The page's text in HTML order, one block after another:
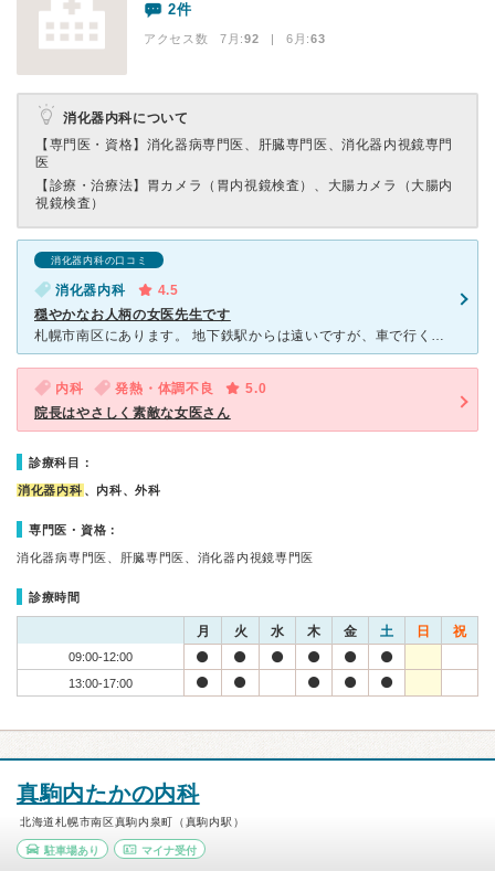
2件
アクセス数 7月:92 | 6月:63
消化器内科について
【専門医・資格】 消化器病専門医、肝臓専門医、消化器内視鏡専門
医
【診療・治療法】 胃カメラ（胃内視鏡検査）、大腸カメラ（大腸内
視鏡検査）
消化器内科の口コミ
消化器内科
4.5
穏やかなお人柄の女医先生です
札幌市南区にあります。 地下鉄駅からは遠いですが、車で行くことも可能。 院長先生は、女医先生です。 すごく穏やかで私たち患者の話を、ゆっくり聴いてくださいます。 院内でお薬を出して下さるの
内科 発熱・体調不良
5.0
院長はやさしく素敵な女医さん
診療科目：
消化器内科 、内科、外科
専門医・資格：
消化器病専門医、肝臓専門医、消化器内視鏡専門医
診療時間
月 火 水 木 金 土 日 祝
09:00-12:00
13:00-17:00
真駒内たかの内科
北海道札幌市南区真駒内泉町（真駒内駅）
駐車場あり マイナ受付